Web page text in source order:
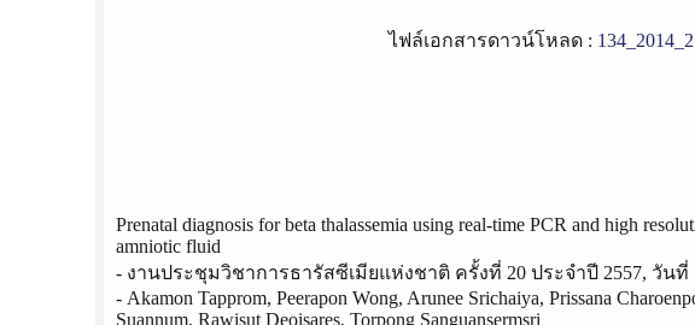
ไฟล์เอกสารดาวน์โหลด :
Prenatal diagnosis for beta thalassemia using real-time PCR and high
amniotic fluid
- งานประชุมวิชาการธารัสซีเมียแห่งชาติ ครั้งที่ 20 ประจำปี 2557, วันที่
- Akamon Tapprom, Peerapon Wong, Arunee Srichaiya, Prissana
Suannum, Rawisut Deoisares, Torpong Sanguansermsri